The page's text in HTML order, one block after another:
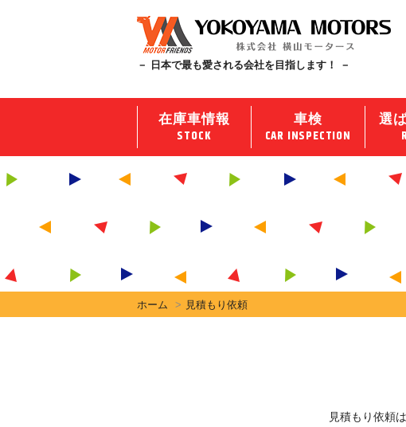
－ 日本で最も愛される会社を目指します！ －
在庫車情報
STOCK
車検
CAR INSPECTION
選
ホーム 見積もり依頼
見積もり依頼